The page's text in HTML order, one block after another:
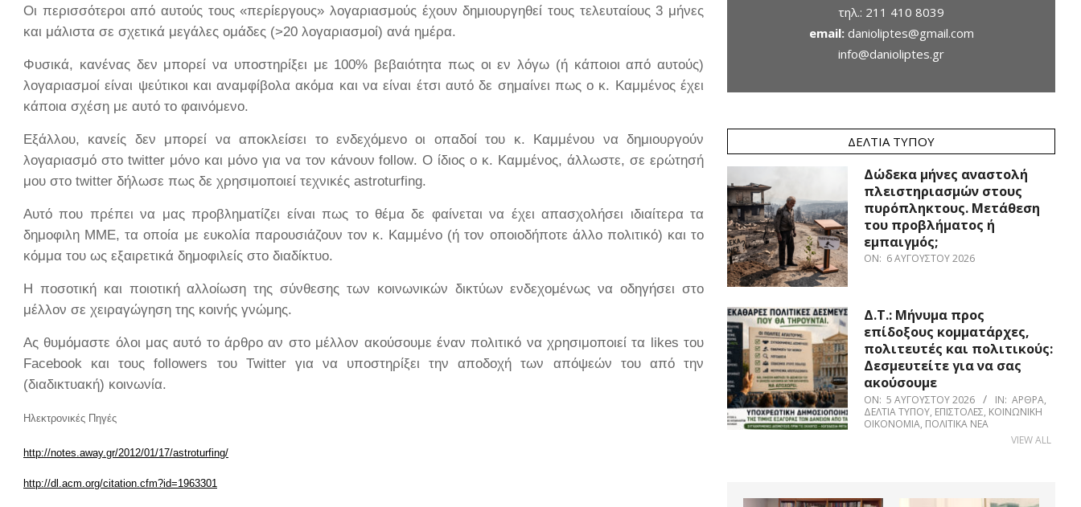
Οι περισσότεροι από αυτούς τους «περίεργους» λογαριασμούς έχουν δημιουργηθεί τους τελευταίους 3 μήνες
και μάλιστα σε σχετικά μεγάλες ομάδες (>20 λογαριασμοί) ανά ημέρα.
Φυσικά, κανένας δεν μπορεί να υποστηρίξει με 100% βεβαιότητα πως οι εν λόγω (ή κάποιοι από αυτούς)
λογαριασμοί είναι ψεύτικοι και αναμφίβολα ακόμα και να είναι έτσι αυτό δε σημαίνει πως ο κ. Καμμένος έχει
κάποια σχέση με αυτό το φαινόμενο.
Εξάλλου, κανείς δεν μπορεί να αποκλείσει το ενδεχόμενο οι οπαδοί του κ. Καμμένου να δημιουργούν
λογαριασμό στο twitterμόνο και μόνο για να τον κάνουνfollow. Ο ίδιος ο κ. Καμμένος, άλλωστε, σε ερώτησή
μου στο twitter δήλωσε πως δε χρησιμοποιεί τεχνικές astroturfing.
Αυτό που πρέπει να μας προβληματίζει είναι πως το θέμα δε φαίνεται να έχει απασχολήσει ιδιαίτερα τα
δημοφιλη ΜΜΕ, τα οποία με ευκολία παρουσιάζουν τον κ. Καμμένο (ή τον οποιοδήποτε άλλο πολιτικό) και το
κόμμα του ως εξαιρετικά δημοφιλείς στο διαδίκτυο.
Η ποσοτική και ποιοτική αλλοίωση της σύνθεσης των κοινωνικών δικτύων ενδεχομένως να οδηγήσει στο
μέλλον σε χειραγώγηση της κοινής γνώμης.
Ας θυμόμαστε όλοι μας αυτό το άρθρο αν στο μέλλον ακούσουμε έναν πολιτικό να χρησιμοποιεί τα likes του
Facebook και τους followers του Twitter για να υποστηρίξει την αποδοχή των απόψεών του από την
(διαδικτυακή) κοινωνία.
Ηλεκτρονικές Πηγές
http://notes.away.gr/2012/01/17/astroturfing/
http://dl.acm.org/citation.cfm?id=1963301
τηλ.: 211 410 8039
email: danioliptes@gmail.com
info@danioliptes.gr
ΔΕΛΤΊΑ ΤΎΠΟΥ
Δώδεκα μήνες αναστολή
πλειστηριασμών στους
πυρόπληκτους. Μετάθεση
του προβλήματος ή
εμπαιγμός;
ON: 6 ΑΥΓΟΎΣΤΟΥ 2026
Δ.Τ.: Μήνυμα προς
επίδοξους κομματάρχες,
πολιτευτές και πολιτικούς:
Δεσμευτείτε για να σας
ακούσουμε
ON: 5 ΑΥΓΟΎΣΤΟΥ 2026 IN: ΆΡΘΡΑ,
ΔΕΛΤΊΑ ΤΎΠΟΥ, ΕΠΙΣΤΟΛΈΣ, ΚΟΙΝΩΝΙΚΉ
ΟΙΚΟΝΟΜΊΑ, ΠΟΛΙΤΙΚΆ ΝΈΑ
VIEW ALL